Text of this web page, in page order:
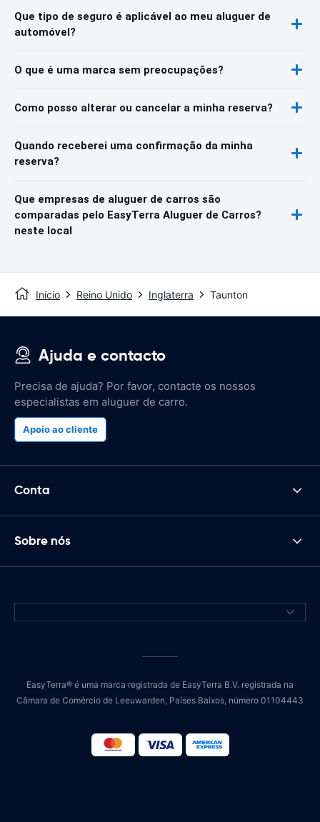
Que tipo de seguro é aplicável ao meu aluguer de
automóvel?
O que é uma marca sem preocupações?
Como posso alterar ou cancelar a minha reserva?
Quando receberei uma confirmação da minha
reserva?
Que empresas de aluguer de carros são
comparadas pelo EasyTerra Aluguer de Carros?
neste local
Início Reino Unido Inglaterra Taunton
Ajuda e contacto
Precisa de ajuda? Por favor, contacte os nossos
especialistas em aluguer de carro.
Apoio ao cliente
Conta
Sobre nós
EasyTerra® é uma marca registrada de EasyTerra B.V. registrada na
Câmara de Comércio de Leeuwarden, Países Baixos, número 01104443